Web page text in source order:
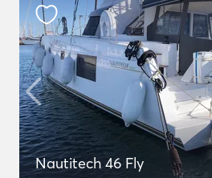
Nautitech 46 Fly